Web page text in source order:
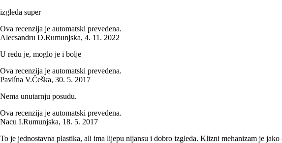
izgleda super
Ova recenzija je automatski prevedena.
Alecsandru D.Rumunjska, 4. 11. 2022
U redu je, moglo je i bolje
Ova recenzija je automatski prevedena.
Pavlína V.Češka, 30. 5. 2017
Nema unutarnju posudu.
Ova recenzija je automatski prevedena.
Nacu I.Rumunjska, 18. 5. 2017
To je jednostavna plastika, ali ima lijepu nijansu i dobro izgleda. Klizni mehanizam je